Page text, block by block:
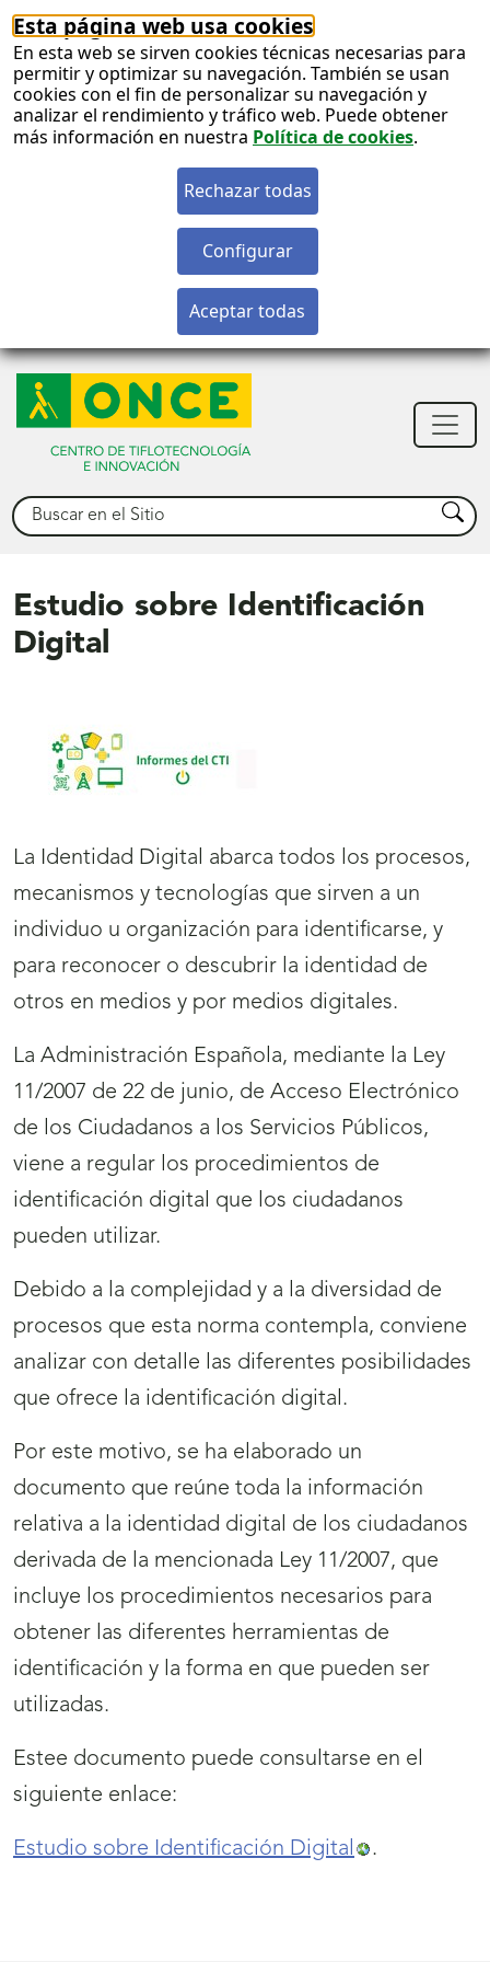
Esta página web usa cookies
En esta web se sirven cookies técnicas necesarias para
permitir y optimizar su navegación. También se usan
cookies con el fin de personalizar su navegación y
analizar el rendimiento y tráfico web. Puede obtener
más información en nuestra Política de cookies.
Buscar Buscar
Estudio sobre Identificación
Digital
La Identidad Digital abarca todos los procesos,
mecanismos y tecnologías que sirven a un
individuo u organización para identificarse, y
para reconocer o descubrir la identidad de
otros en medios y por medios digitales.
La Administración Española, mediante la Ley
11/2007 de 22 de junio, de Acceso Electrónico
de los Ciudadanos a los Servicios Públicos,
viene a regular los procedimientos de
identificación digital que los ciudadanos
pueden utilizar.
Debido a la complejidad y a la diversidad de
procesos que esta norma contempla, conviene
analizar con detalle las diferentes posibilidades
que ofrece la identificación digital.
Por este motivo, se ha elaborado un
documento que reúne toda la información
relativa a la identidad digital de los ciudadanos
derivada de la mencionada Ley 11/2007, que
incluye los procedimientos necesarios para
obtener las diferentes herramientas de
identificación y la forma en que pueden ser
utilizadas.
Estee documento puede consultarse en el
siguiente enlace:
Estudio sobre Identificación Digital .